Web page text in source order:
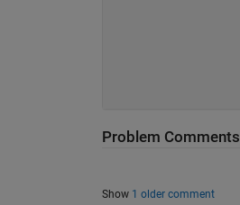
Problem Comments
Show 1 older comment